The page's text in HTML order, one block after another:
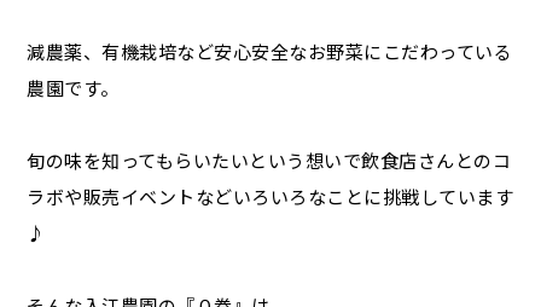
減農薬、有機栽培など安心安全なお野菜にこだわっている
農園です。
旬の味を知ってもらいたいという想いで飲食店さんとのコ
ラボや販売イベントなどいろいろなことに挑戦しています
♪